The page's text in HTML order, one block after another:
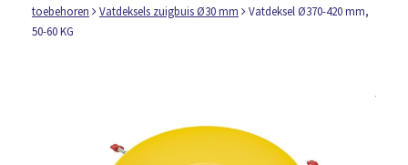
toebehoren
Vatdeksels zuigbuis Ø30 mm
Vatdeksel Ø370-420 mm,
50-60 KG